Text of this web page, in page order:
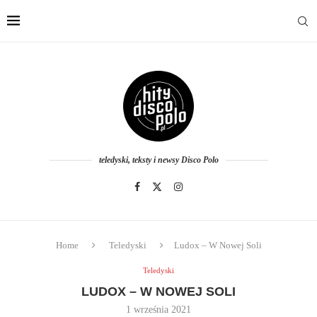
teledyski, teksty i newsy Disco Polo
Home Teledyski Ludox – W Nowej Soli
Teledyski
LUDOX – W NOWEJ SOLI
1 września 2021